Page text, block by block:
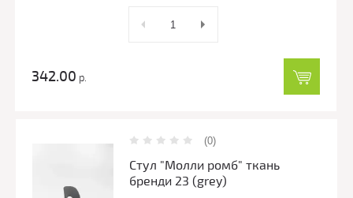
342.00 р.
(0)
Стул "Молли ромб" ткань
бренди 23 (grey)